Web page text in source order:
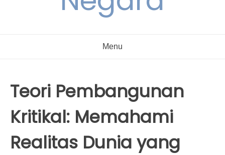
Menu
Teori Pembangunan
Kritikal: Memahami
Realitas Dunia yang